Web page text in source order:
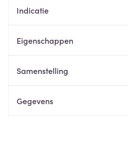
Indicatie
Eigenschappen
Samenstelling
Gegevens